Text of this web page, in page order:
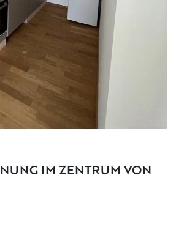
IM ZENTRUM VON